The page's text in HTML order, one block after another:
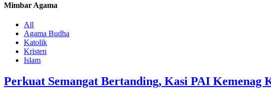
Mimbar Agama
All
Agama Budha
Katolik
Kristen
Islam
Perkuat Semangat Bertanding, Kasi PAI Kemenag